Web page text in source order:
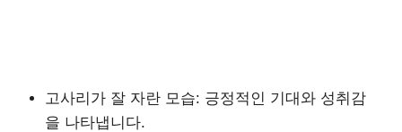
고사리가 잘 자란 모습: 긍정적인 기대와 성취감
을 나타냅니다.